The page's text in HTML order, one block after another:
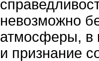
невозможно
атмосферы, в
и признание